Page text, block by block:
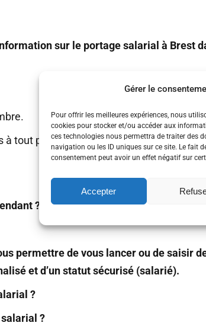
Gérer le
Pour offrir les meilleures expériences, nous
cookies pour stocker et/ou accéder aux
ces technologies nous permettra de traiter des
navigation ou les ID uniques sur ce site. Le fait
consentement peut avoir un effet négatif sur
Accepter
sur le portage salarial à Brest
à tout professionnel en réflexion sur le
? Assurer votre propre emploi ?
permettre de vous lancer ou de saisir
et d’un statut sécurisé (salarié).
?
salarial ?